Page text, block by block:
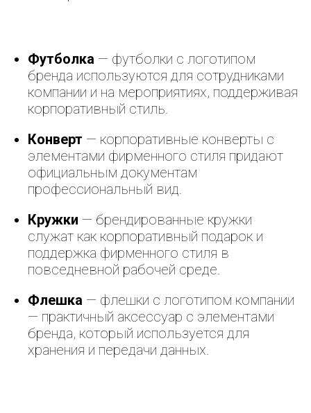
Футболка — футболки с логотипом
бренда используются для сотрудниками
компании и на мероприятиях, поддерживая
корпоративный стиль.
Конверт — корпоративные конверты с
элементами фирменного стиля придают
официальным документам
профессиональный вид.
Кружки — брендированные кружки
служат как корпоративный подарок и
поддержка фирменного стиля в
повседневной рабочей среде.
Флешка — флешки с логотипом компании
— практичный аксессуар с элементами
бренда, который используется для
хранения и передачи данных.